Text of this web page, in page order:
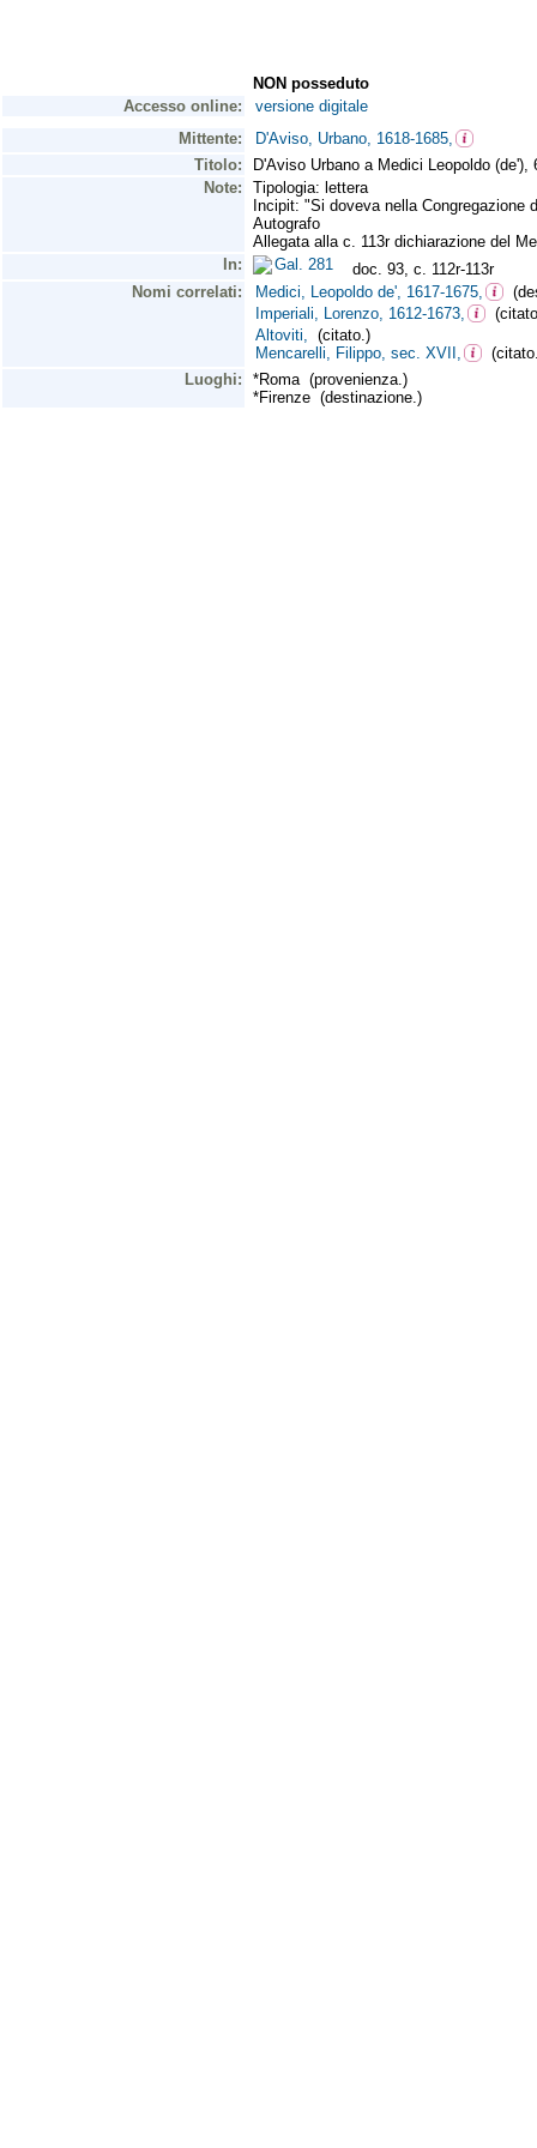
NON posseduto
Accesso online:
versione digitale
Mittente:
D'Aviso, Urbano, 1618-1685,
Titolo:
D'Aviso Urbano a Medici Leopoldo (de'),
Note:
Tipologia: lettera
Incipit: "Si doveva nella Congregazione
Autografo
Allegata alla c. 113r dichiarazione del
In:
Gal. 281
doc. 93, c. 112r-113r
Nomi correlati:
Medici, Leopoldo de', 1617-1675,
Imperiali, Lorenzo, 1612-1673,
Altoviti, (citato.)
Mencarelli, Filippo, sec. XVII,
Luoghi:
*Roma (provenienza.)
*Firenze (destinazione.)